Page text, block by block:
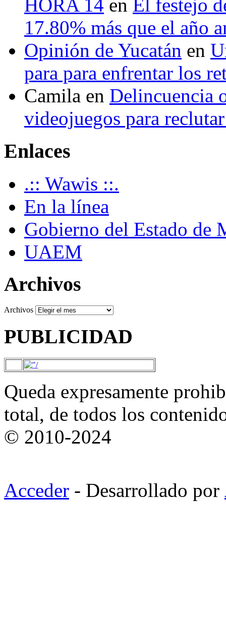
HORA 14 en El festejo
17.80% más que el año
Opinión de Yucatán en
para para enfrentar los
Camila en Delincuencia
videojuegos para
Enlaces
.:: Wawis ::.
En la línea
Gobierno del Estado de
UAEM
Archivos
Archivos
PUBLICIDAD
Queda expresamente
total, de todos los
© 2010-2024
Acceder - Desarrollado por